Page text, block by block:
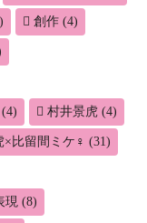
創作 (4)
(4) 村井景虎 (4)
×比留間ミケ♀ (31)
現 (8)